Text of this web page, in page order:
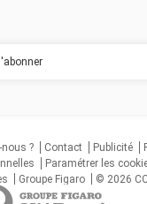
?
Contact Publicité
Paramétrer les
Groupe Figaro © 2026